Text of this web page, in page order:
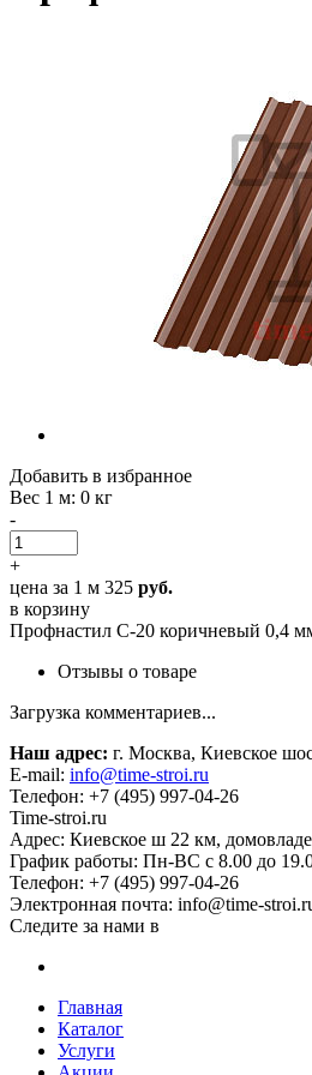
Добавить в избранное
Вес 1 м: 0 кг
-
+
цена за 1 м 325 руб.
в корзину
Профнастил С-20 коричневый 0,4
Отзывы о товаре
Загрузка комментариев...
Наш адрес: г. Москва, Киевское
E-mail: info@time-stroi.ru
Телефон: +7 (495) 997-04-26
Time-stroi.ru
Адрес: Киевское ш 22 км,
График работы: Пн-ВС с 8.00 до
Телефон: +7 (495) 997-04-26
Электронная почта: info@time-
Следите за нами в
Главная
Каталог
Услуги